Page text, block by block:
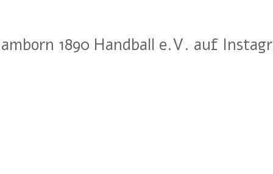
1890 Handball e.V. auf